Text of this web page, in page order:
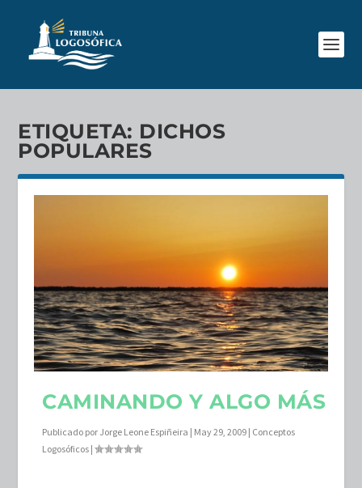
ETIQUETA: DICHOS
POPULARES
CAMINANDO Y ALGO MÁS
Publicado por Jorge Leone Espiñeira | May 29, 2009 | Conceptos
Logosóficos |